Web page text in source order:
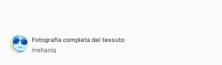
Fotografia completa del tessuto
mehaniq